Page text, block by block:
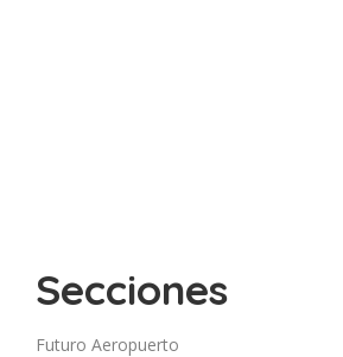
Secciones
Futuro Aeropuerto